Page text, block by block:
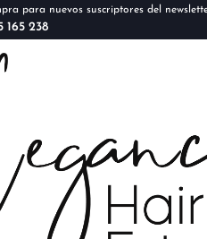
para nuevos suscriptores del
165 238